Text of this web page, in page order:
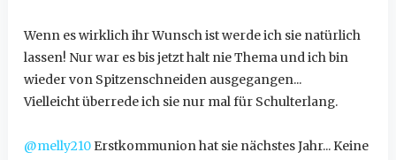
Wenn es wirklich ihr Wunsch ist werde ich sie natürlich
lassen! Nur war es bis jetzt halt nie Thema und ich bin
wieder von Spitzenschneiden ausgegangen...
Vielleicht überrede ich sie nur mal für Schulterlang.
@melly210Erstkommunion hat sie nächstes Jahr... Keine